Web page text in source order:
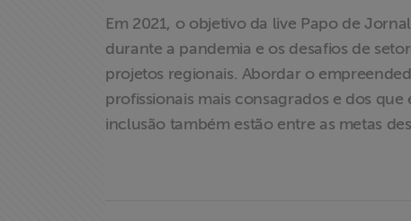
Fale Conosco
Em 2021, o objetivo da live Papo de
durante a pandemia e os desafios de
projetos regionais. Abordar o
profissionais mais consagrados e dos
inclusão também estão entre as metas